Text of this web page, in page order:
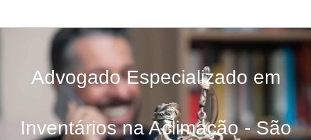
Advogado Especializado em
Inventários na Aclimação - São